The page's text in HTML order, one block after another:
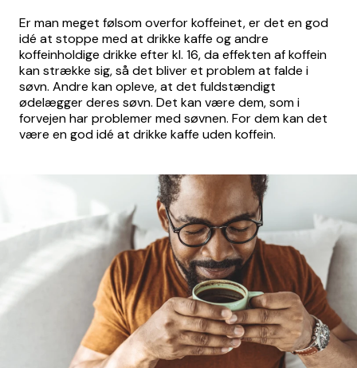
Er man meget følsom overfor koffeinet, er det en god
idé at stoppe med at drikke kaffe og andre
koffeinholdige drikke efter kl. 16, da effekten af koffein
kan strække sig, så det bliver et problem at falde i
søvn. Andre kan opleve, at det fuldstændigt
ødelægger deres søvn. Det kan være dem, som i
forvejen har problemer med søvnen. For dem kan det
være en god idé at drikke kaffe uden koffein.